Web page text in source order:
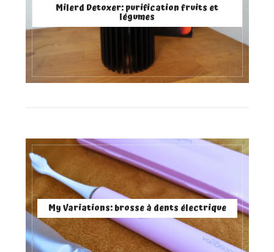
Milerd Detoxer: purification fruits et
légumes
My Variations: brosse à dents électrique